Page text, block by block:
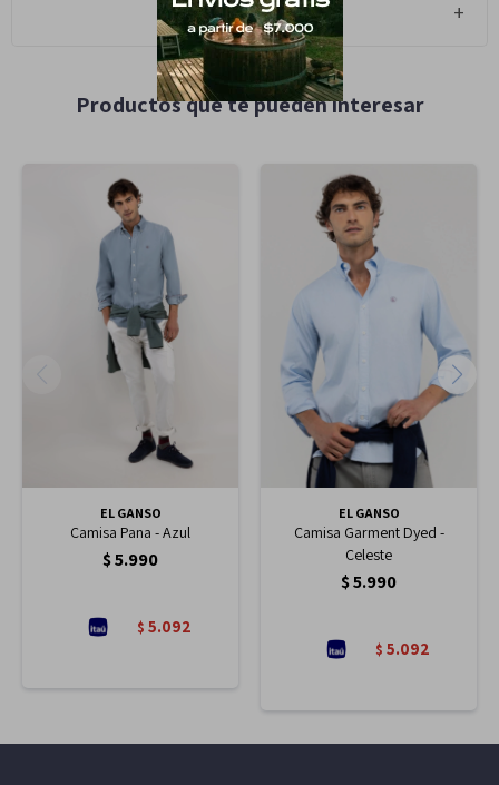
Cambios y Devoluciones
Productos que te pueden interesar
EL GANSO
Camisa Pana - Azul
$5.990
$ 5.092
EL GANSO
Camisa Garment Dyed -
Celeste
$5.990
$ 5.092